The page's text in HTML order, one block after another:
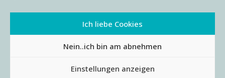
Ich liebe Cookies
Nein..ich bin am abnehmen
Einstellungen anzeigen
© METALLOUTFITS 2024